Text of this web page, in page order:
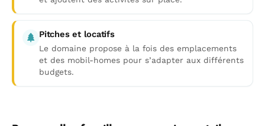
Pitches et locatifs
Le domaine propose à la fois des emplacements
et des mobil-homes pour s’adapter aux différents
budgets.